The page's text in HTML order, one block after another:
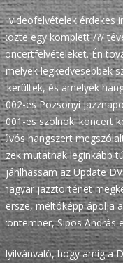
A videofelvételek érdekes
(közte egy komplett /?/
koncertfelvételeket. Én
amelyek legkedvesebbek
sikerültek, és amelyek
2002-es Pozsonyi
2001-es szolnoki koncert
fúvós hangszert
Ezek mutatnak leginkább
ajánlhassam az Update
magyar jazztörténet
persze, méltóképp ápolja
frontember, Sipos András
Nyilvánvaló, hogy amíg a